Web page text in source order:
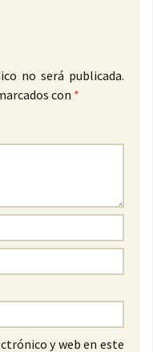
no será publicada.
con *
y web en este